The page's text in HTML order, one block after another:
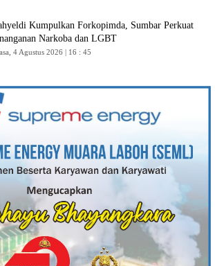
Kumpulkan Forkopimda, Sumbar Perkuat
Narkoba dan LGBT
4 Agustus 2026 | 16 : 45